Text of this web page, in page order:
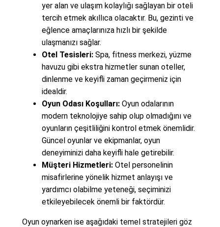
yer alan ve ulaşım kolaylığı sağlayan bir oteli
tercih etmek akıllıca olacaktır. Bu, gezinti ve
eğlence amaçlarınıza hızlı bir şekilde
ulaşmanızı sağlar.
Otel Tesisleri:Spa, fitness merkezi, yüzme
havuzu gibi ekstra hizmetler sunan oteller,
dinlenme ve keyifli zaman geçirmeniz için
idealdir.
Oyun Odası Koşulları:Oyun odalarının
modern teknolojiye sahip olup olmadığını ve
oyunların çeşitliliğini kontrol etmek önemlidir.
Güncel oyunlar ve ekipmanlar, oyun
deneyiminizi daha keyifli hale getirebilir.
Müşteri Hizmetleri:Otel personelinin
misafirlerine yönelik hizmet anlayışı ve
yardımcı olabilme yeteneği, seçiminizi
etkileyebilecek önemli bir faktördür.
Oyun oynarken ise aşağıdaki temel stratejileri göz